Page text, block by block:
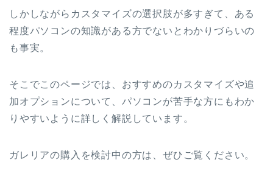
しかしながらカスタマイズの選択肢が多すぎて、ある
程度パソコンの知識がある方でないとわかりづらいの
も事実。
そこでこのページでは、おすすめのカスタマイズや追
加オプションについて、パソコンが苦手な方にもわか
りやすいように詳しく解説しています。
ガレリアの購入を検討中の方は、ぜひご覧ください。